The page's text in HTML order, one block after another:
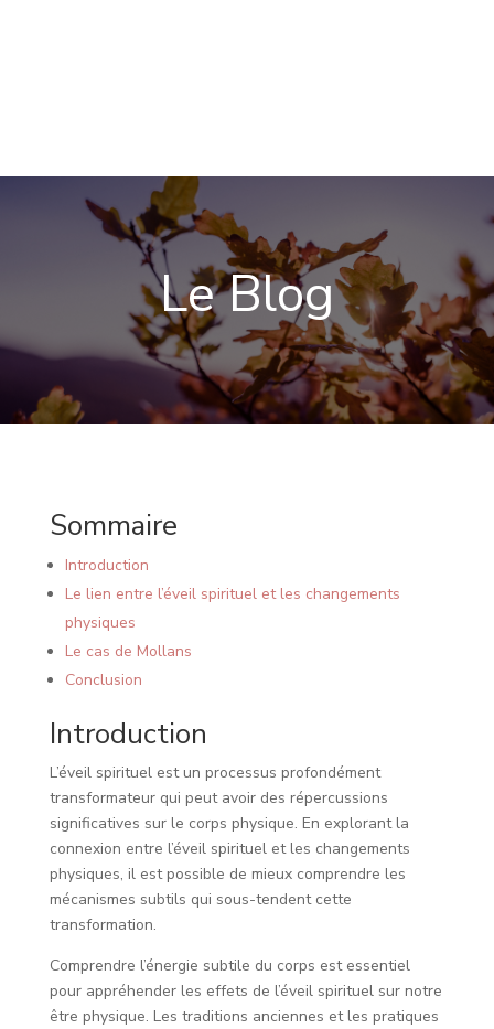
Le Blog
Sommaire
Introduction
Le lien entre l’éveil spirituel et les changements
physiques
Le cas de Mollans
Conclusion
Introduction
L’éveil spirituel est un processus profondément
transformateur qui peut avoir des répercussions
significatives sur le corps physique. En explorant la
connexion entre l’éveil spirituel et les changements
physiques, il est possible de mieux comprendre les
mécanismes subtils qui sous-tendent cette
transformation.
Comprendre l’énergie subtile du corps est essentiel
pour appréhender les effets de l’éveil spirituel sur notre
être physique. Les traditions anciennes et les pratiques